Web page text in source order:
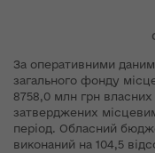
За оперативними
загального фонду
8758,0 млн грн власних
затверджених
період. Обласний
виконаний на 104,5